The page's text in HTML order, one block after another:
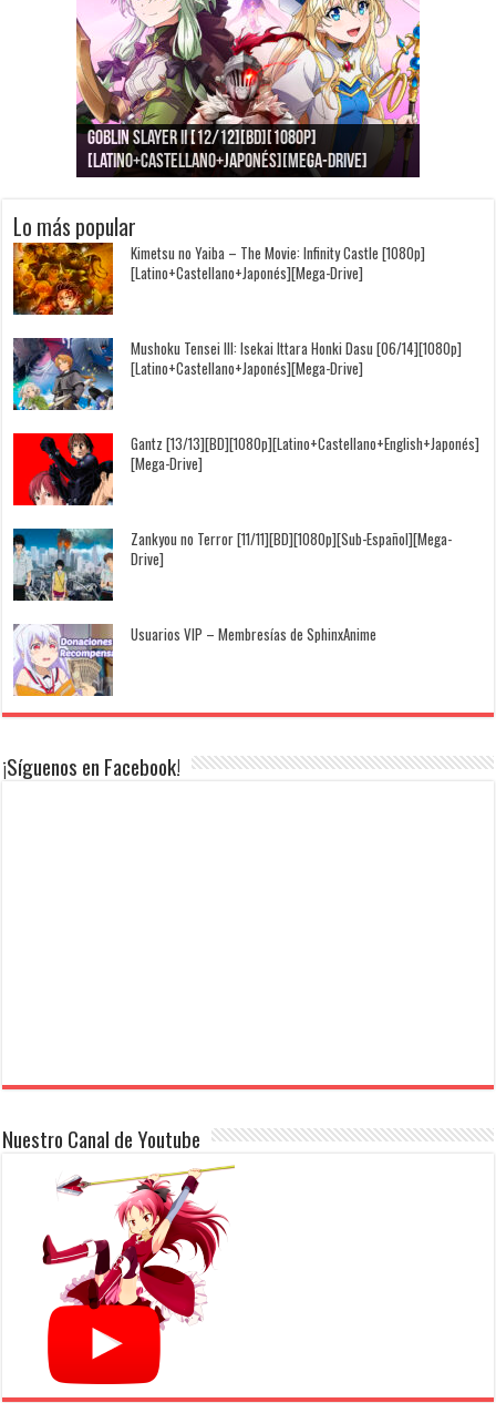
Goblin Slayer II [12/12][BD][1080p]
[Latino+Castellano+Japonés][Mega-Drive]
Jujutsu Kaisen: Kaigyoku/Gyokusetsu [1080p]
[Latino+Japonés][Mega-Drive]
Kimi to, Nami ni Noretara [BD][1080p]
[Latino+Castellano+Japonés][Mega-Drive]
Nukitashi the Animation [11/11+OVAS][BD]
[1080p][Sub-Español][Mega-Drive]
Kimi wa Houkago Insomnia [13/13][BD][1080p]
[Castellano+English+Japonés][Mega-Drive]
Getsuyoubi no Tawawa [12/12+Especiales][BD]
[1080p][Sub-Español][Mega-Drive]
Lo más popular
Kimetsu no Yaiba – The Movie: Infinity Castle [1080p]
[Latino+Castellano+Japonés][Mega-Drive]
Mushoku Tensei III: Isekai Ittara Honki Dasu [06/14][1080p]
[Latino+Castellano+Japonés][Mega-Drive]
Gantz [13/13][BD][1080p][Latino+Castellano+English+Japonés]
[Mega-Drive]
Zankyou no Terror [11/11][BD][1080p][Sub-Español][Mega-
Drive]
Usuarios VIP – Membresías de SphinxAnime
¡Síguenos en Facebook!
Nuestro Canal de Youtube